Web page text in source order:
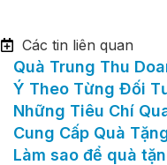
Các tin liên quan
Quà Trung Thu
Ý Theo Từng Đối
Những Tiêu Chí
Cung Cấp Quà
Làm sao để quà